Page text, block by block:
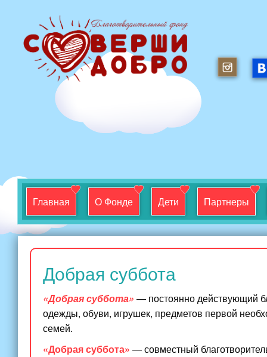
Главная О Фонде Дети Партнеры
Добрая суббота
«Добрая суббота» — постоянно действующий
одежды, обуви, игрушек, предметов первой
семей.
«Добрая суббота» — совместный